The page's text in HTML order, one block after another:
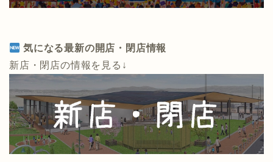
気になる最新の開店・閉店情報
新店・閉店の情報を見る↓